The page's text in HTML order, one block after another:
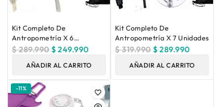
Kit Completo De
Antropometría X 6
Unidades
$289.990 $ 249.990
AÑADIR AL CARRITO
Kit Completo De
Antropometría X 7 Unidades
$319.990 $ 289.990
AÑADIR AL CARRITO
-11%